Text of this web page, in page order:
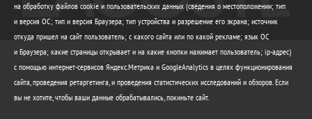
Карта сайта Гарантия качества
на обработку файлов cookie и пользовательских данных (сведения о местоположении; тип
и версия ОС; тип и версия Браузера; тип устройства и разрешение его экрана; источник
откуда пришел на сайт пользователь; с какого сайта или по какой рекламе; язык ОС
и Браузера; какие страницы открывает и на какие кнопки нажимает пользователь; ip-адрес)
с помощью интернет-сервисов Яндекс.Метрика и GoogleAnalytics в целях функционирования
сайта, проведения ретаргетинга, и проведения статистических исследований и обзоров. Если
вы не хотите, чтобы ваши данные обрабатывались, покиньте сайт.